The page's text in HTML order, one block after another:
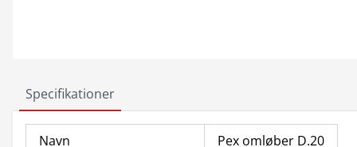
Specifikationer
Navn
Pex omløber D.20